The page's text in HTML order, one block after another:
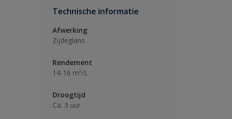
Technische informatie
Afwerking
Zijdeglans
Rendement
14-16 m²/L
Droogtijd
Ca. 3 uur